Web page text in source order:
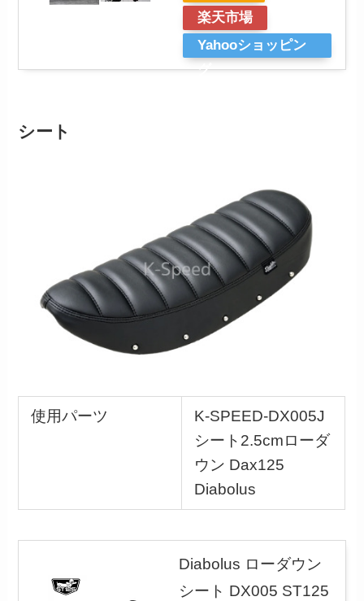
楽天市場
Yahooショッピン
グ
シート
使用パーツ
K-SPEED-DX005J
シート2.5cmローダ
ウン Dax125
Diabolus
Diabolus ローダウン
シート DX005 ST125